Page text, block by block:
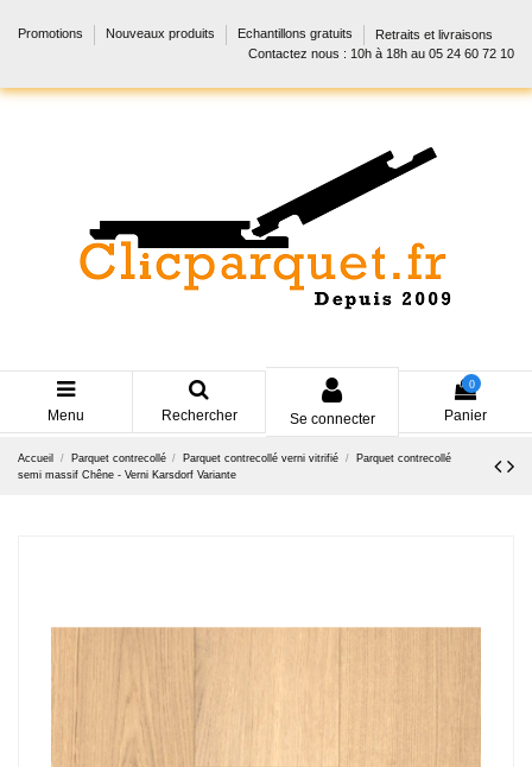
Promotions Nouveaux produits Echantillons gratuits
Retraits et livraisons
Contactez nous : 10h à 18h au 05 24 60 72 10
Menu Rechercher Se connecter
0
Panier
Accueil Parquet contrecollé Parquet contrecollé verni vitrifié
Parquet contrecollé
semi massif Chêne - Verni Karsdorf Variante